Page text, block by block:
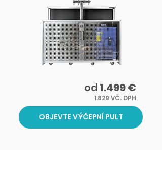
1.829 VČ. DPH
od 1.499 €
OBJEVTE VÝČEPNÍ PULT